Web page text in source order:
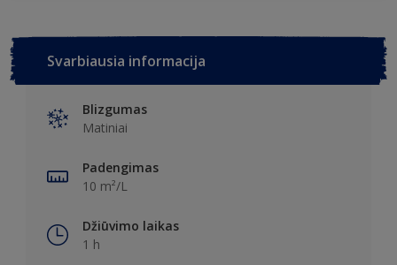
Svarbiausia informacija
Blizgumas
Matiniai
Padengimas
10 m²/L
Džiūvimo laikas
1 h